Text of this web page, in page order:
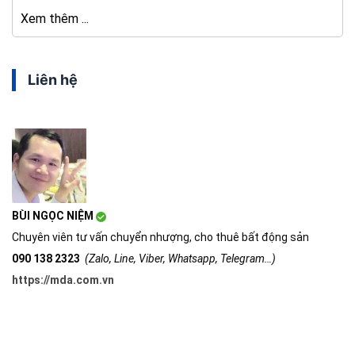
TP.Hồ Chí Minh
Xem thêm ...
Liên hệ
BÙI NGỌC NIỆM
Chuyên viên tư vấn chuyển nhượng, cho thuê bất động sản
090 138 2323 (Zalo, Line, Viber, Whatsapp, Telegram…)
https://mda.com.vn